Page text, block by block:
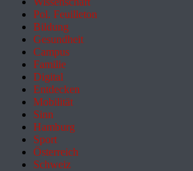
Pol. Feuilleton
Bildung
Gesundheit
Campus
Familie
Digital
Entdecken
Mobilität
Sinn
Hamburg
Sport
Österreich
Schweiz